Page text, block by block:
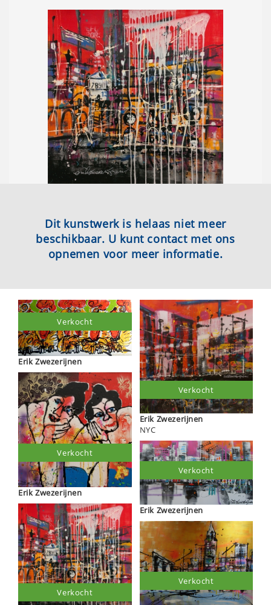
Dit kunstwerk is helaas niet meer
beschikbaar. U kunt contact met ons
opnemen voor meer informatie.
Erik Zwezerijnen
Verkocht
Erik Zwezerijnen
Verkocht
Verkocht
Erik Zwezerijnen
NYC
Verkocht
Erik Zwezerijnen
Verkocht
Verkocht